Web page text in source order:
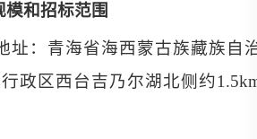
模和招标范围
址：青海省海西蒙古族藏族自
政区西台吉乃尔湖北侧约